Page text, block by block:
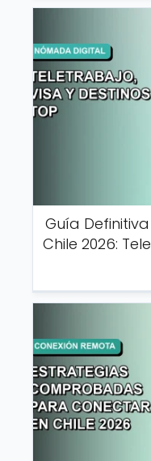
Guía
Chile 2026: